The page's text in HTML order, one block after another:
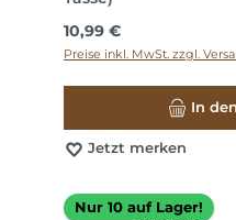
Regulärer Preis:
10,99 €
Preise inkl. MwSt. zzgl.
In
Jetzt merken
Nur 10 auf Lager!